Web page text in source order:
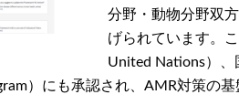
分野・動物分野双
げられています。
United Nations）
）にも承認され、AMR対策の